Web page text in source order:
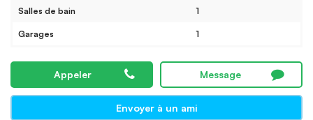
Salles de bain 1
Garages 1
Appeler Message
Envoyer à un ami